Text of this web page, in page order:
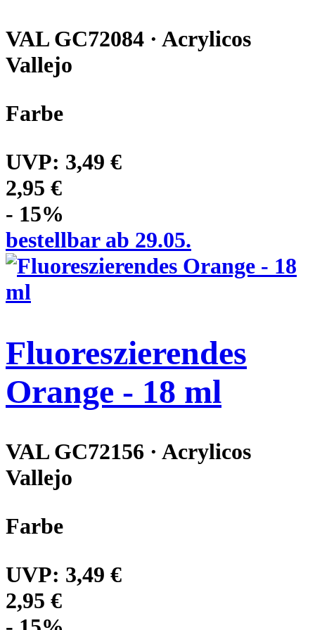
VAL GC72084 · Acrylicos
Vallejo
Farbe
UVP: 3,49 €
2,95 €
- 15%
bestellbar ab 29.05.
Fluoreszierendes
Orange - 18 ml
VAL GC72156 · Acrylicos
Vallejo
Farbe
UVP: 3,49 €
2,95 €